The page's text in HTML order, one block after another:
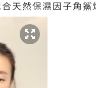
天然保濕因子角